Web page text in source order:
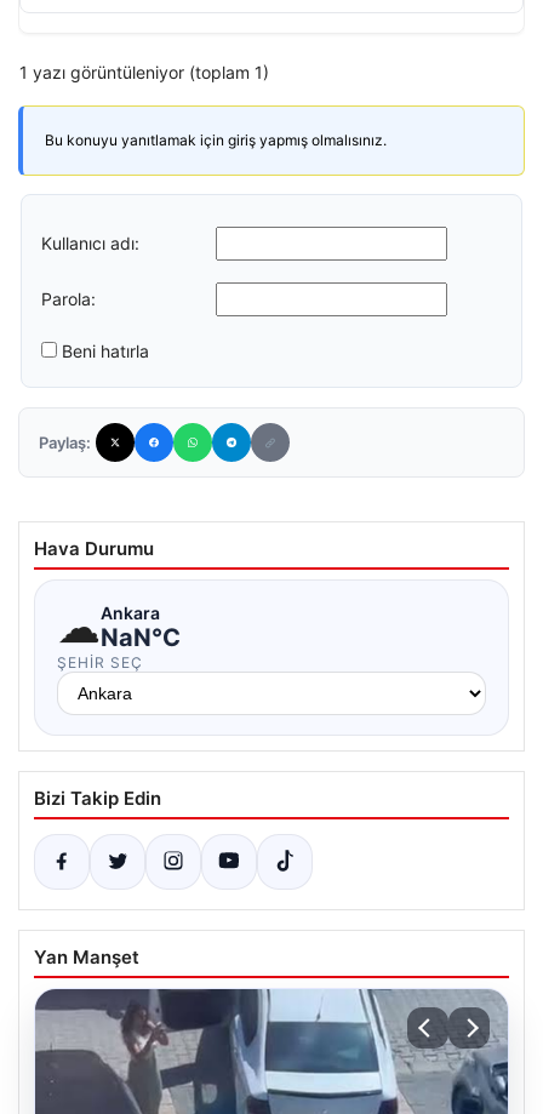
1 yazı görüntüleniyor (toplam 1)
Bu konuyu yanıtlamak için giriş yapmış olmalısınız.
Kullanıcı adı:
Parola:
Beni hatırla
Paylaş:
Hava Durumu
☁Ankara
NaN°C
ŞEHIR SEÇ
Bizi Takip Edin
Yan Manşet